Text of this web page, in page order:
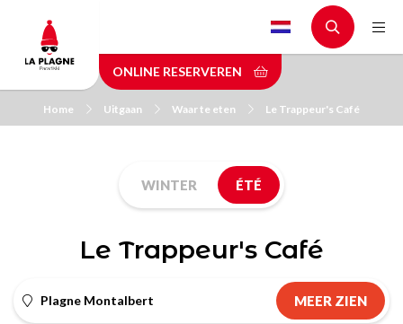
main
content
ONLINE RESERVEREN
Home Uitgaan Waar te eten Le Trappeur's Café
WINTER ÉTÉ
Le Trappeur's Café
Plagne Montalbert MEER ZIEN